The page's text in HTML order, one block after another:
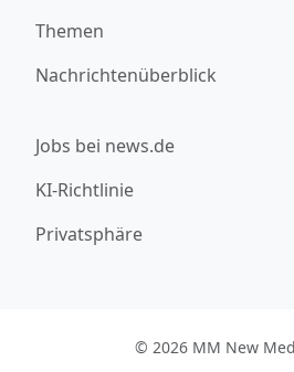
Themen
Nachrichtenüberblick
Jobs bei news.de
KI-Richtlinie
Privatsphäre
© 2026 MM New